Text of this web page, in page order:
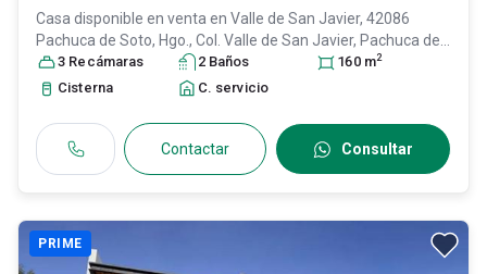
Casa disponible en venta en Valle de San Javier, 42086
Pachuca de Soto, Hgo., Col. Valle de San Javier, Pachuca de
Soto , Hidalgo, México, C.P. 42086 31638960
3 Recámaras 2 Baños 160 m2
Cisterna C. servicio
Contactar Consultar
PRIME